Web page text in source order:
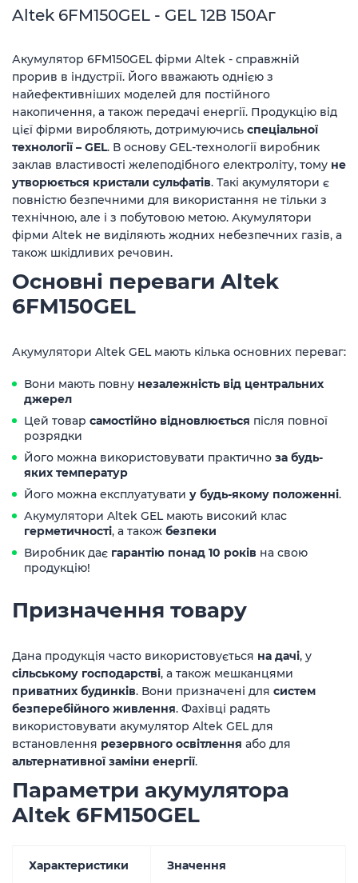
Altek 6FM150GEL - GEL 12В 150Аг
Акумулятор 6FM150GEL фірми Altek - справжній
прорив в індустрії. Його вважають однією з
найефективніших моделей для постійного
накопичення, а також передачі енергії. Продукцію від
цієї фірми виробляють, дотримуючись спеціальної
технології – GEL. В основу GEL-технології виробник
заклав властивості желеподібного електроліту, тому не
утворюється кристали сульфатів. Такі акумулятори є
повністю безпечними для використання не тільки з
технічною, але і з побутовою метою. Акумулятори
фірми Altek не виділяють жодних небезпечних газів, а
також шкідливих речовин.
Основні переваги Altek
6FM150GEL
Акумулятори Altek GEL мають кілька основних переваг:
Вони мають повну незалежність від центральних
джерел
Цей товар самостійно відновлюється після повної
розрядки
Його можна використовувати практично за будь-
яких температур
Його можна експлуатувати у будь-якому положенні.
Акумулятори Altek GEL мають високий клас
герметичності, а також безпеки
Виробник дає гарантію понад 10 років на свою
продукцію!
Призначення товару
Дана продукція часто використовується на дачі, у
сільському господарстві, а також мешканцями
приватних будинків. Вони призначені для систем
безперебійного живлення. Фахівці радять
використовувати акумулятор Altek GEL для
встановлення резервного освітлення або для
альтернативної заміни енергії.
Параметри акумулятора
Altek 6FM150GEL
Характеристики Значення